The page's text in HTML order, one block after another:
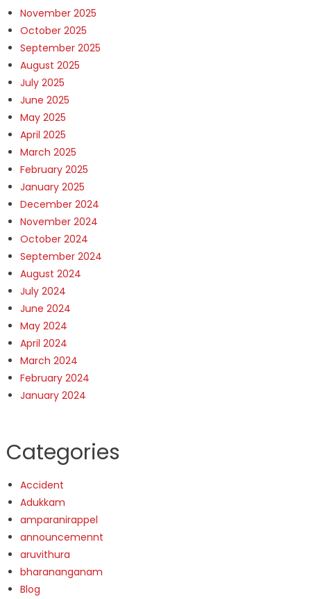
November 2025
October 2025
September 2025
August 2025
July 2025
June 2025
May 2025
April 2025
March 2025
February 2025
January 2025
December 2024
November 2024
October 2024
September 2024
August 2024
July 2024
June 2024
May 2024
April 2024
March 2024
February 2024
January 2024
Categories
Accident
Adukkam
amparanirappel
announcemennt
aruvithura
bharananganam
Blog